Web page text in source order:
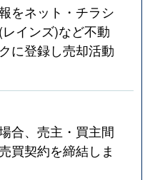
をネット・チラシ
インズ)など不動
に登録し売却活動
合、売主・買主間
買契約を締結しま